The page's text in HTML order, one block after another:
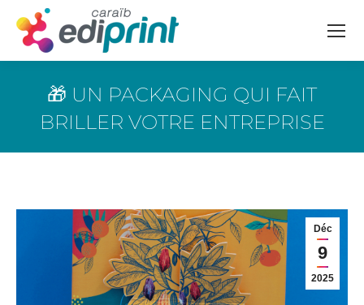
🎁 UN PACKAGING QUI FAIT
BRILLER VOTRE ENTREPRISE
Déc
9
2025